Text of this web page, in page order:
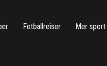
Fotballreiser Mer sport